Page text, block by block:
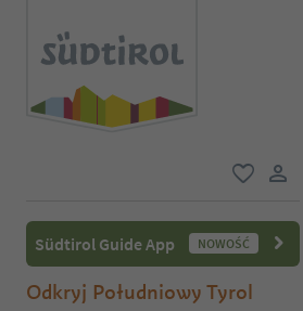
Südtirol Guide App NOWOŚĆ
Odkryj Południowy Tyrol